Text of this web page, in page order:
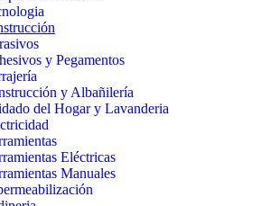
y Pegamentos
y Albañilería
del Hogar y Lavanderia
Eléctricas
Manuales